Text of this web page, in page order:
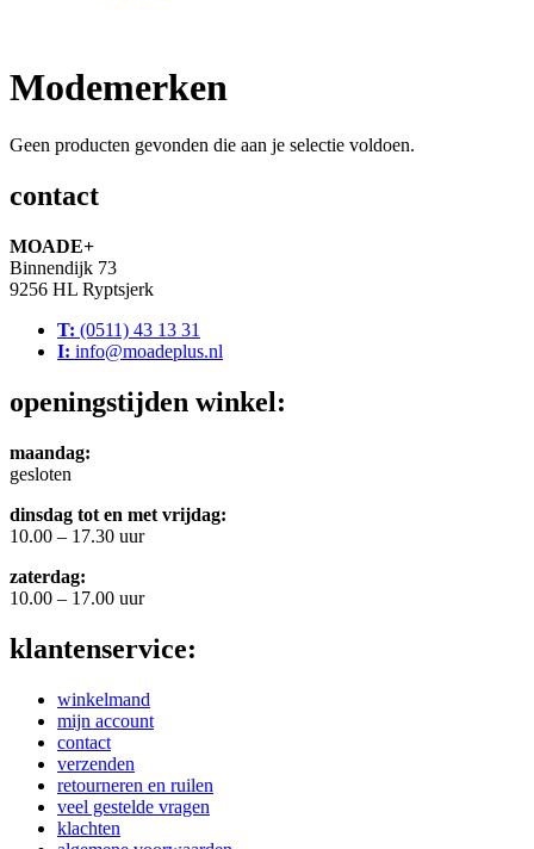
Modemerken
Geen producten gevonden die aan je selectie voldoen.
contact
MOADE+
Binnendijk 73
9256 HL Ryptsjerk
T: (0511) 43 13 31
I: info@moadeplus.nl
openingstijden winkel:
maandag:
gesloten
dinsdag tot en met vrijdag:
10.00 – 17.30 uur
zaterdag:
10.00 – 17.00 uur
klantenservice:
winkelmand
mijn account
contact
verzenden
retourneren en ruilen
veel gestelde vragen
klachten